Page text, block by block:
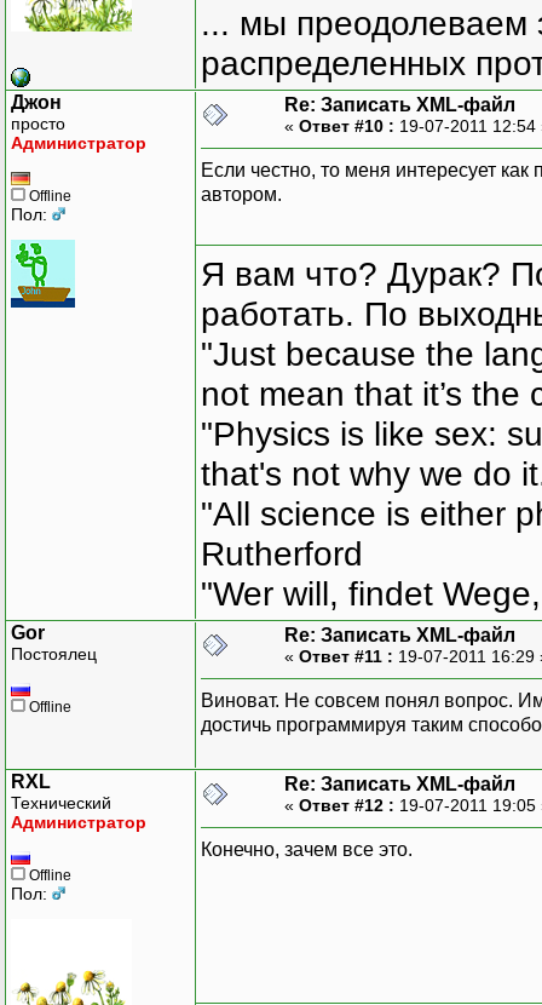
... мы преодолеваем
распределенных
Джон
просто
Администратор
Offline
Пол:
Re: Записать XML-файл
« Ответ #10 : 19-07-2011
Если честно, то меня интересует
автором.
Я вам что? Дурак?
работать. По
"Just because the
not mean that it’s the
"Physics is like sex:
that's not why we do
"All science is either
Rutherford
"Wer will, findet
Gor
Постоялец
Offline
Re: Записать XML-файл
« Ответ #11 : 19-07-2011
Виноват. Не совсем понял вопрос.
достичь программируя таким
RXL
Технический
Администратор
Offline
Пол:
Re: Записать XML-файл
« Ответ #12 : 19-07-2011
Конечно, зачем все это.